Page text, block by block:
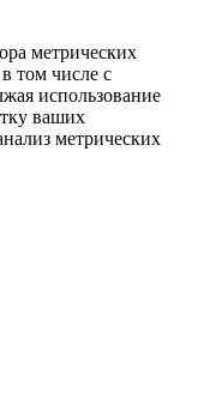
метрических
том числе с
использование
ваших
метрических